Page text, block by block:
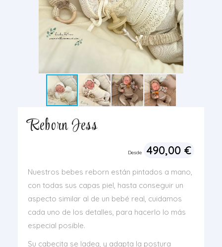
Reborn Jess
Desde 490,00 €
Nuestros bebes reborn están pintados a mano,
con todas sus capas piel, hasta conseguir un
aspecto similar al de un bebé real, cuidamos
cada uno de los detalles, para hacerlo lo más
especial posible.
Su cabecita se ladea, y adapta la postura